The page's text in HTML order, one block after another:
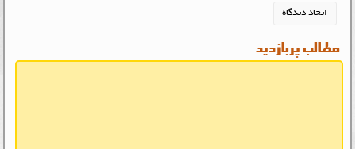
مطالب پربازدید